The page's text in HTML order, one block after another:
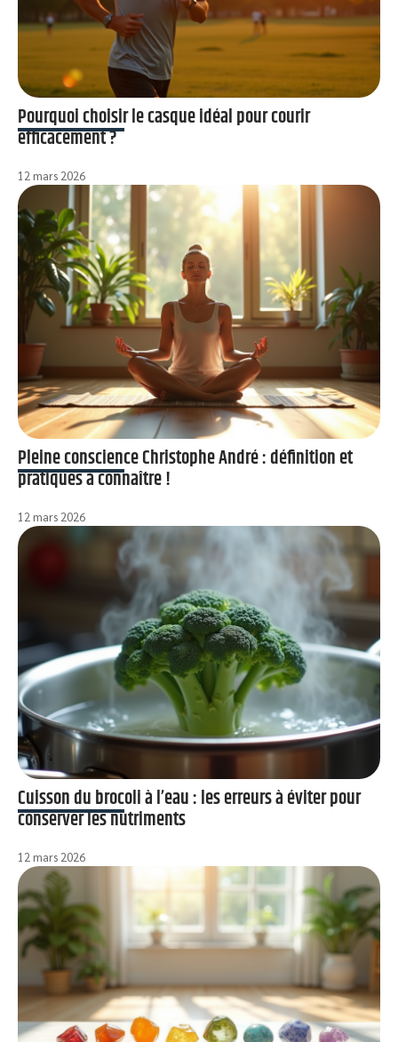
Pourquoi choisir le casque idéal pour courir
efficacement ?
12 mars 2026
Pleine conscience Christophe André : définition et
pratiques à connaître !
12 mars 2026
Cuisson du brocoli à l’eau : les erreurs à éviter pour
conserver les nutriments
12 mars 2026